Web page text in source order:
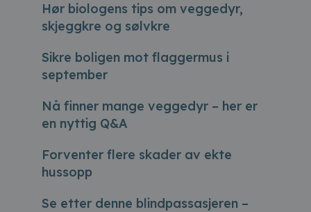
Hør biologens tips om veggedyr,
skjeggkre og sølvkre
Sikre boligen mot flaggermus i
september
Nå finner mange veggedyr – her er
en nyttig Q&A
Forventer flere skader av ekte
hussopp
Se etter denne blindpassasjeren –